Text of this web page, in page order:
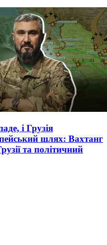
і Грузія
шлях: Вахтанг
та політичний